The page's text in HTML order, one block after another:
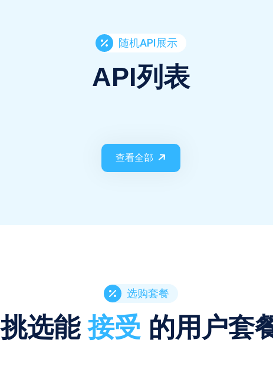
随机API展示
API列表
查看全部
选购套餐
挑选能接受 的用户套